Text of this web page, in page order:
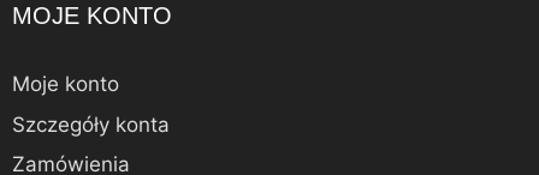
MOJE KONTO
Moje konto
Szczegóły konta
Zamówienia